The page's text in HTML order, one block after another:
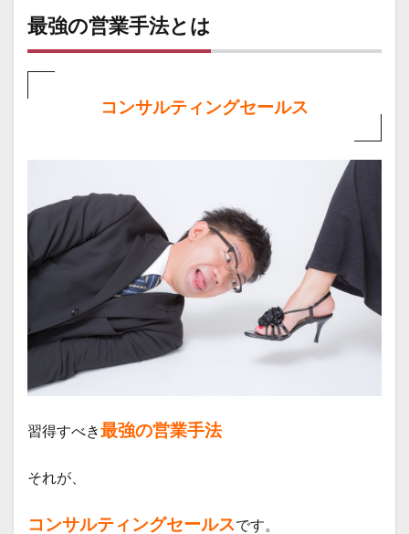
最強の営業手法とは
コンサルティングセールス
習得すべき最強の営業手法
それが、
コンサルティングセールスです。